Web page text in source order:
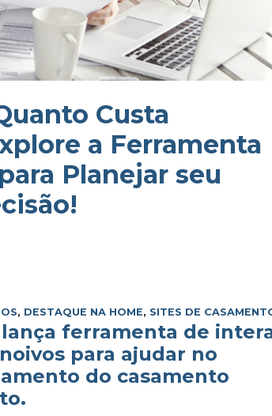
Custa
a Ferramenta
Planejar seu
, DESTAQUE NA HOME, SITES DE
ferramenta de
para ajudar no
do casamento